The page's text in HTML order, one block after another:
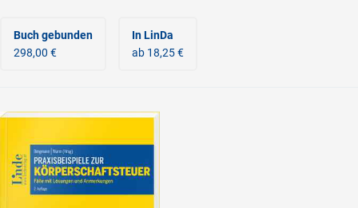
Buch gebunden
298,00 €
In LinDa
ab 18,25 €